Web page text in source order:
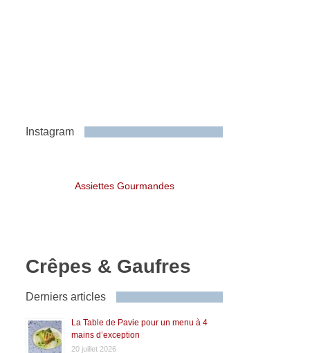
Instagram
Assiettes Gourmandes
Crêpes & Gaufres
Derniers articles
La Table de Pavie pour un menu à 4
mains d’exception
20 juillet 2026